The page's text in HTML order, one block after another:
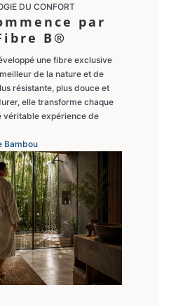
DU CONFORT
par
B®
une fibre exclusive
de la nature et de
résistante, plus douce et
elle transforme chaque
véritable expérience de
Bambou